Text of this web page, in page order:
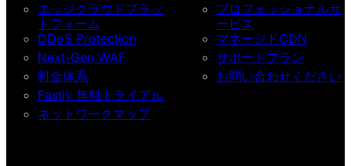
エッジクラウドプラッ
トフォーム
DDoS Protection
Next-Gen WAF
料金体系
Fastly 無料トライアル
ネットワークマップ
プロフェッショナルサ
ービス
マネージドCDN
サポートプラン
お問い合わせください